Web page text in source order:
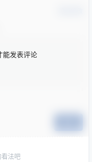
能发表评论
法吧